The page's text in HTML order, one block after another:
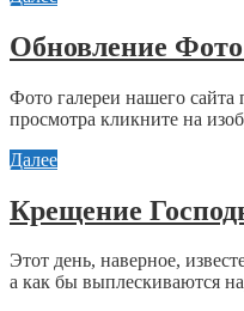
Обновление
Фото галереи нашего
просмотра кликните на
Далее
Крещение
Этот день, наверное,
а как бы выплескиваются